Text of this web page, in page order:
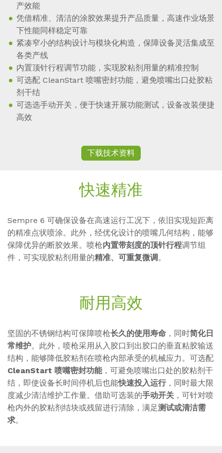
产效能
凭借精准、清洁的涂胶效果提升产品质量，高速作业场景
下性能同样稳定可靠
紧凑窄小的结构设计与模块化构造，保障设备灵活集成至
各类产线
内置顶针行程调节功能，实现胶粘剂用量的精准控制
可选配 CleanStart 喷嘴密封功能，避免喷嘴出口处胶粘
剂干结
可选选手动开关，便于快速开展功能测试，设备改装便捷
高效
下载技术资料
快速精准
Sempre 6 可确保设备在高速运行工况下，依旧实现短距离
的精准点状喷涂。此外，经优化设计的喷嘴几何结构，能够
保障优异的断胶效果。喷枪内置带刻度的顶针行程调节组
件，可实现胶粘剂用量的精准、可重复微调 。
耐用高效
坚固的不锈钢结构可保障喷枪长久的使用寿命 ，同时简化日
常维护。此外，喷枪采用从入胶口到出胶口的垂直粘胶输送
结构，能够降低胶粘剂在喷枪内部承受的机械应力。 可选配
CleanStart 喷嘴密封功能，可避免喷嘴出口处的胶粘剂干
结，即使设备长时间停机后也能快速投入运行，同时最大限
度减少清洁维护工作量。借助可选装的手动开关 ，可针对喷
枪内外的胶粘剂结块或残留进行清除，满足测试或清洁需
求。